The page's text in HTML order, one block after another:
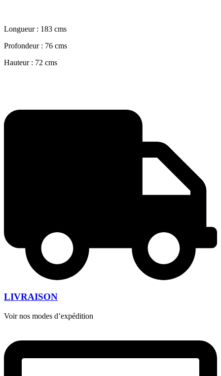
Longueur : 183 cms
Profondeur : 76 cms
Hauteur : 72 cms
LIVRAISON
Voir nos modes d’expédition